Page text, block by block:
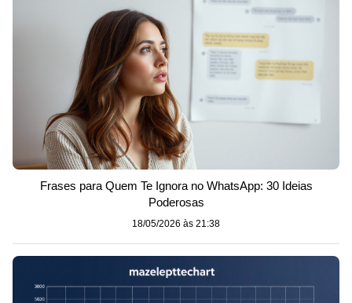
Frases para Quem Te Ignora no WhatsApp: 30 Ideias
Poderosas
18/05/2026 às 21:38